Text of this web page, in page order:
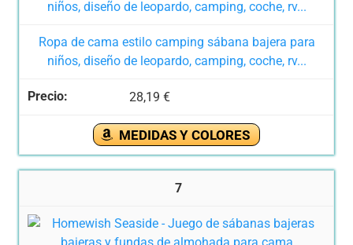
Ropa de cama estilo camping sábana bajera para
niños, diseño de leopardo, camping, coche, rv...
28,19 €
MEDIDAS Y COLORES
7